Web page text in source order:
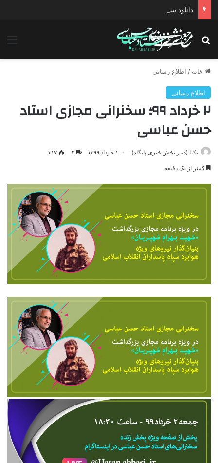
دانلود سخنرانی استاد حسن عباسی با موضوع چهار انتخاب ۱۴۰۰
جستجو برای
خانه / اطلاع رسانی
اطلاع رسانی
۲ خرداد ۹۹؛ سخنرانی مجازی استاد
حسن عباسی
یکتا (دبیر بخش خبری پایگاه) ۱ خرداد ۱۳۹۹ ۲ ۳۱۷
کمتر از یک دقیقه